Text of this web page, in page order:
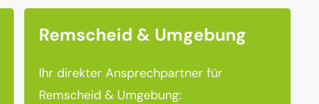
Remscheid & Umgebung
Ihr direkter Ansprechpartner für
Remscheid & Umgebung: